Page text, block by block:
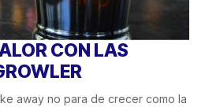
CON LAS
away no para de crecer como la